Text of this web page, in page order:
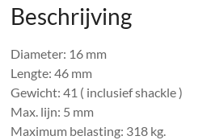
Beschrijving
Diameter: 16 mm
Lengte: 46 mm
Gewicht: 41 ( inclusief shackle )
Max. lijn: 5 mm
Maximum belasting: 318 kg.